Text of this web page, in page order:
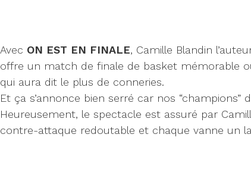
Avec ON EST EN FINALE, Camille Blandin
offre un match de finale de basket mémorable
qui aura dit le plus de conneries.
Et ça s’annonce bien serré car nos
Heureusement, le spectacle est assuré par
contre-attaque redoutable et chaque vanne un